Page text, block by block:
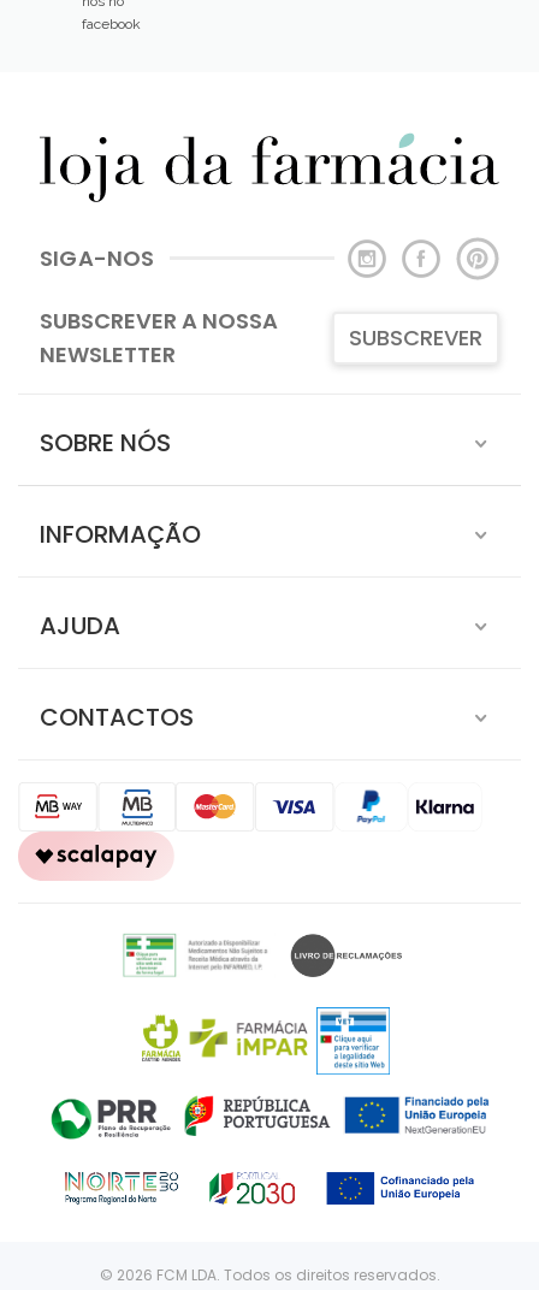
facebook
SIGA-NOS
SUBSCREVER A NOSSA
NEWSLETTER
SUBSCREVER
SOBRE NÓS
INFORMAÇÃO
AJUDA
CONTACTOS
© 2026 FCM LDA. Todos os direitos reservados.